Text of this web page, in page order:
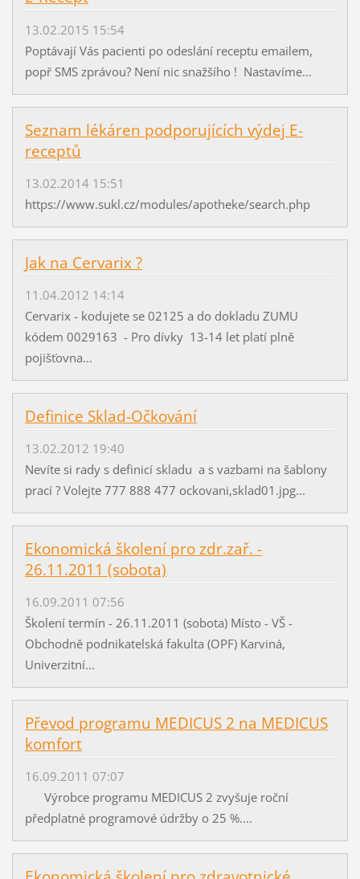
13.02.2015 15:54
Poptávají Vás pacienti po odeslání receptu emailem,
popř SMS zprávou? Není nic snažšího ! Nastavíme...
Seznam lékáren podporujících výdej E-
receptů
13.02.2014 15:51
https://www.sukl.cz/modules/apotheke/search.php
Jak na Cervarix ?
11.04.2012 14:14
Cervarix - kodujete se 02125 a do dokladu ZUMU
kódem 0029163 - Pro dívky 13-14 let platí plně
pojišťovna...
Definice Sklad-Očkování
13.02.2012 19:40
Nevíte si rady s definicí skladu a s vazbami na šablony
prací ? Volejte 777 888 477 ockovani,sklad01.jpg...
Ekonomická školení pro zdr.zař. -
26.11.2011 (sobota)
16.09.2011 07:56
Školení termín - 26.11.2011 (sobota) Místo - VŠ -
Obchodně podnikatelská fakulta (OPF) Karviná,
Univerzitní...
Převod programu MEDICUS 2 na MEDICUS
komfort
16.09.2011 07:07
Výrobce programu MEDICUS 2 zvyšuje roční
předplatné programové údržby o 25 %....